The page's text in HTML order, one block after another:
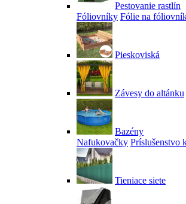
Pestovanie rastlín
Fóliovníky Fólie na
Pieskoviská
Závesy do altánku
Bazény
Nafukovačky Príslušenstvo
Tieniace siete